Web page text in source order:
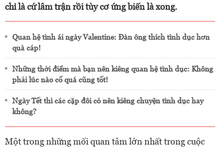
chỉ là cứ lâm trận rồi tùy cơ ứng biến là xong.
Quan hệ tình ái ngày Valentine: Đàn ông thích tình dục hơn
quà cáp!
Những thời điểm mà bạn nên kiêng quan hệ tình dục: Không
phải lúc nào cố quá cũng tốt!
Ngày Tết thì các cặp đôi có nên kiêng chuyện tình dục hay
không?
Một trong những mối quan tâm lớn nhất trong cuộc